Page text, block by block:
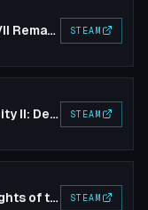
Final Fantasy VII Remake Intergrade STEAM
Pillars of Eternity II: Deadfire STEAM
Star Wars: Knights of the Old Republic STEAM